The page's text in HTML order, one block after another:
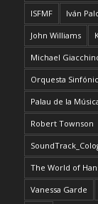
ISFMF Iván
John Williams
Michael
Orquesta
Palau de la
Robert Townson
The World of
Vanessa Garde